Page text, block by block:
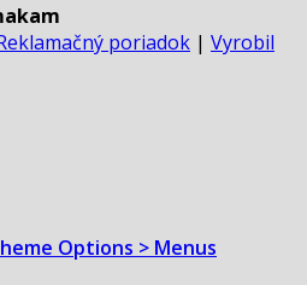
poriadok | Vyrobil
Options > Menus